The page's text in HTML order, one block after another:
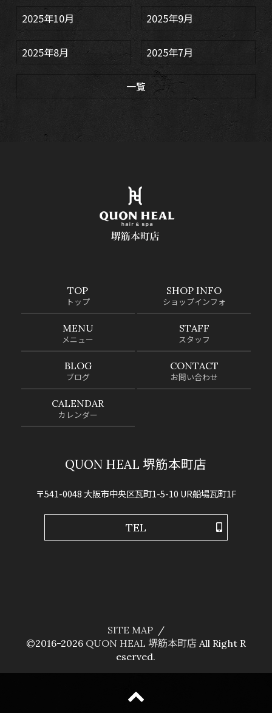
2025年10月 2025年9月
2025年8月 2025年7月
一覧
TOP
トップ
SHOP INFO
ショップインフォ
MENU
メニュー
STAFF
スタッフ
BLOG
ブログ
CONTACT
お問い合わせ
CALENDAR
カレンダー
QUON HEAL 堺筋本町店
〒541-0048 大阪市中央区瓦町1-5-10 UR船場瓦町1F
TEL
SITE MAP
©2016-2026 QUON HEAL 堺筋本町店All Right R
eserved.